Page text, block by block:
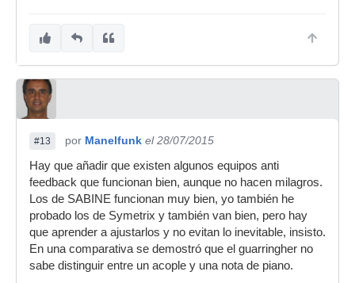
#13 por Manelfunk el 28/07/2015
Hay que añadir que existen algunos equipos anti
feedback que funcionan bien, aunque no hacen milagros.
Los de SABINE funcionan muy bien, yo también he
probado los de Symetrix y también van bien, pero hay
que aprender a ajustarlos y no evitan lo inevitable, insisto.
En una comparativa se demostró que el guarringher no
sabe distinguir entre un acople y una nota de piano.